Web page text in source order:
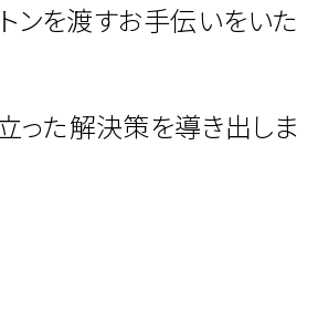
ンを渡すお手伝いをいた
った解決策を導き出しま